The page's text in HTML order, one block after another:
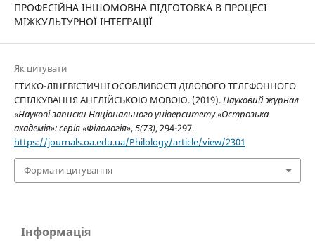
ПРОФЕСІЙНА ІНШОМОВНА ПІДГОТОВКА В ПРОЦЕСІ
МІЖКУЛЬТУРНОЇ ІНТЕГРАЦІЇ
Як цитувати
ЕТИКО-ЛIНГВIСТИЧНI ОСОБЛИВОСТI ДIЛОВОГО ТЕЛЕФОННОГО
СПIЛКУВАННЯ АНГЛІЙСЬКОЮ МОВОЮ. (2019).Науковий журнал
«Наукові записки Національного університету «Острозька
академія»: серія «Філологія»,5(73), 294-297.
https://journals.oa.edu.ua/Philology/article/view/2301
Формати цитування
Інформація